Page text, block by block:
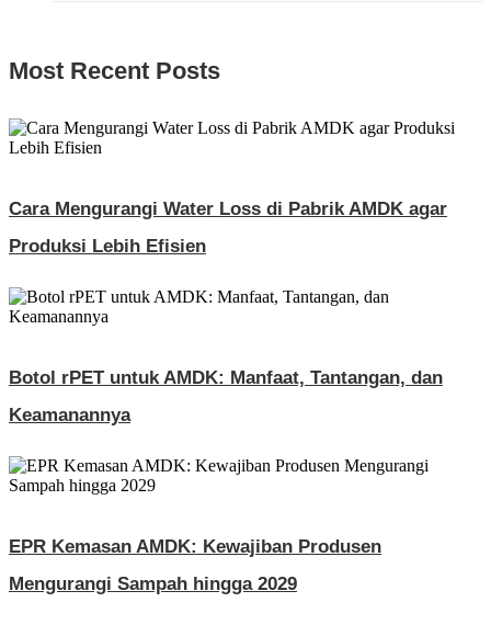
Most Recent Posts
Cara Mengurangi Water Loss di Pabrik AMDK agar
Produksi Lebih Efisien
Botol rPET untuk AMDK: Manfaat, Tantangan, dan
Keamanannya
EPR Kemasan AMDK: Kewajiban Produsen
Mengurangi Sampah hingga 2029